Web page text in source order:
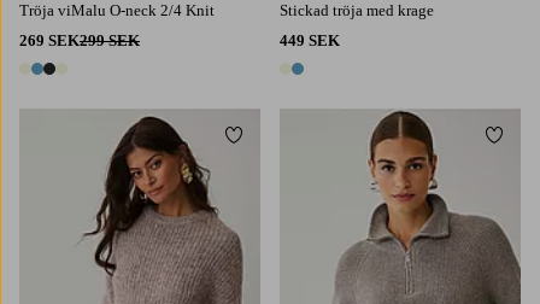
Tröja viMalu O-neck 2/4 Knit
269 SEK299 SEK
4 färger
Stickad tröja med krage
449 SEK
2 färger
Lägg till i favoriter